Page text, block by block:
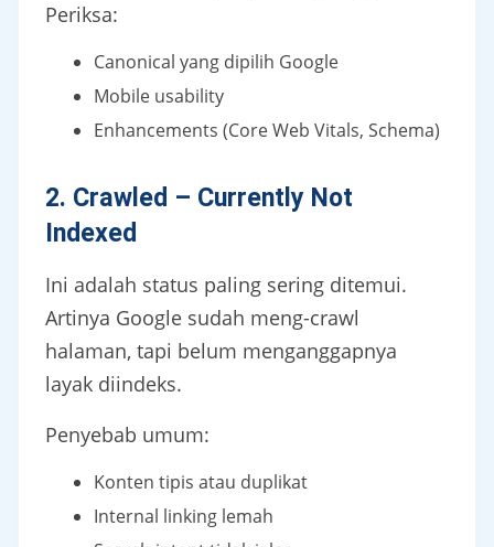
Periksa:
Canonical yang dipilih Google
Mobile usability
Enhancements (Core Web Vitals, Schema)
2. Crawled – Currently Not
Indexed
Ini adalah status paling sering ditemui.
Artinya Google sudah meng-crawl
halaman, tapi belum menganggapnya
layak diindeks.
Penyebab umum:
Konten tipis atau duplikat
Internal linking lemah